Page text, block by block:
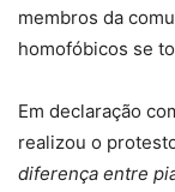
membros da
homofóbicos se
Em declaração
realizou o
diferença entre